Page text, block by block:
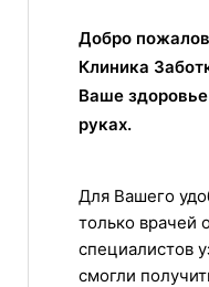
Добро
Клиника
Ваше
руках.
Для Вашего
только врачей
специалистов
смогли